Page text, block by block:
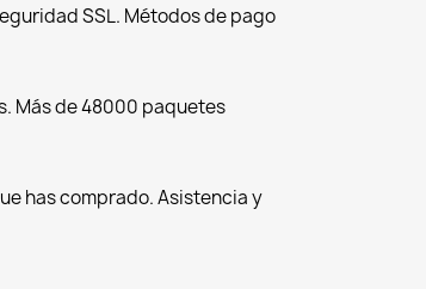
SSL. Métodos de pago
Más de 48000 paquetes
has comprado. Asistencia y